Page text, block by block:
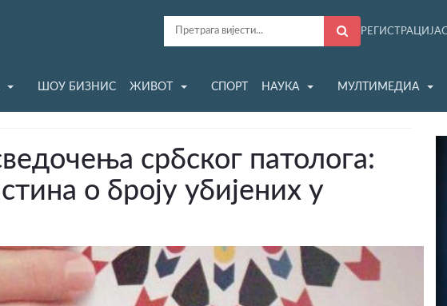
РЕГИСТРАЦИЈА
ШОУ БИЗНИС ЖИВОТ СПОРТ НАУКА МУЛТИМЕДИА
србског патолога:
о броју убијених у